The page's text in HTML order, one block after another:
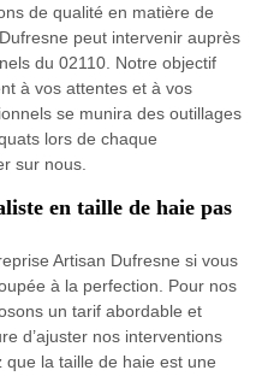
de qualité en matière de
peut intervenir auprès
du 02110. Notre objectif
à vos attentes et à vos
se munira des outillages
lors de chaque
sur nous.
en taille de haie pas
Artisan Dufresne si vous
à la perfection. Pour nos
un tarif abordable et
d’ajuster nos interventions
la taille de haie est une